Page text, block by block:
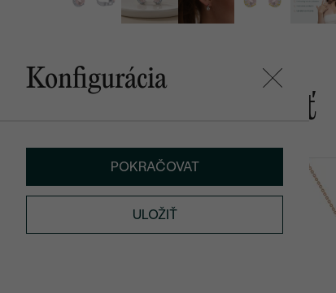
Konfigurácia
POKRAČOVAT
ULOŽIŤ
Mohlo by sa vám páčiť
€ 69 SKLADOM
Vieny